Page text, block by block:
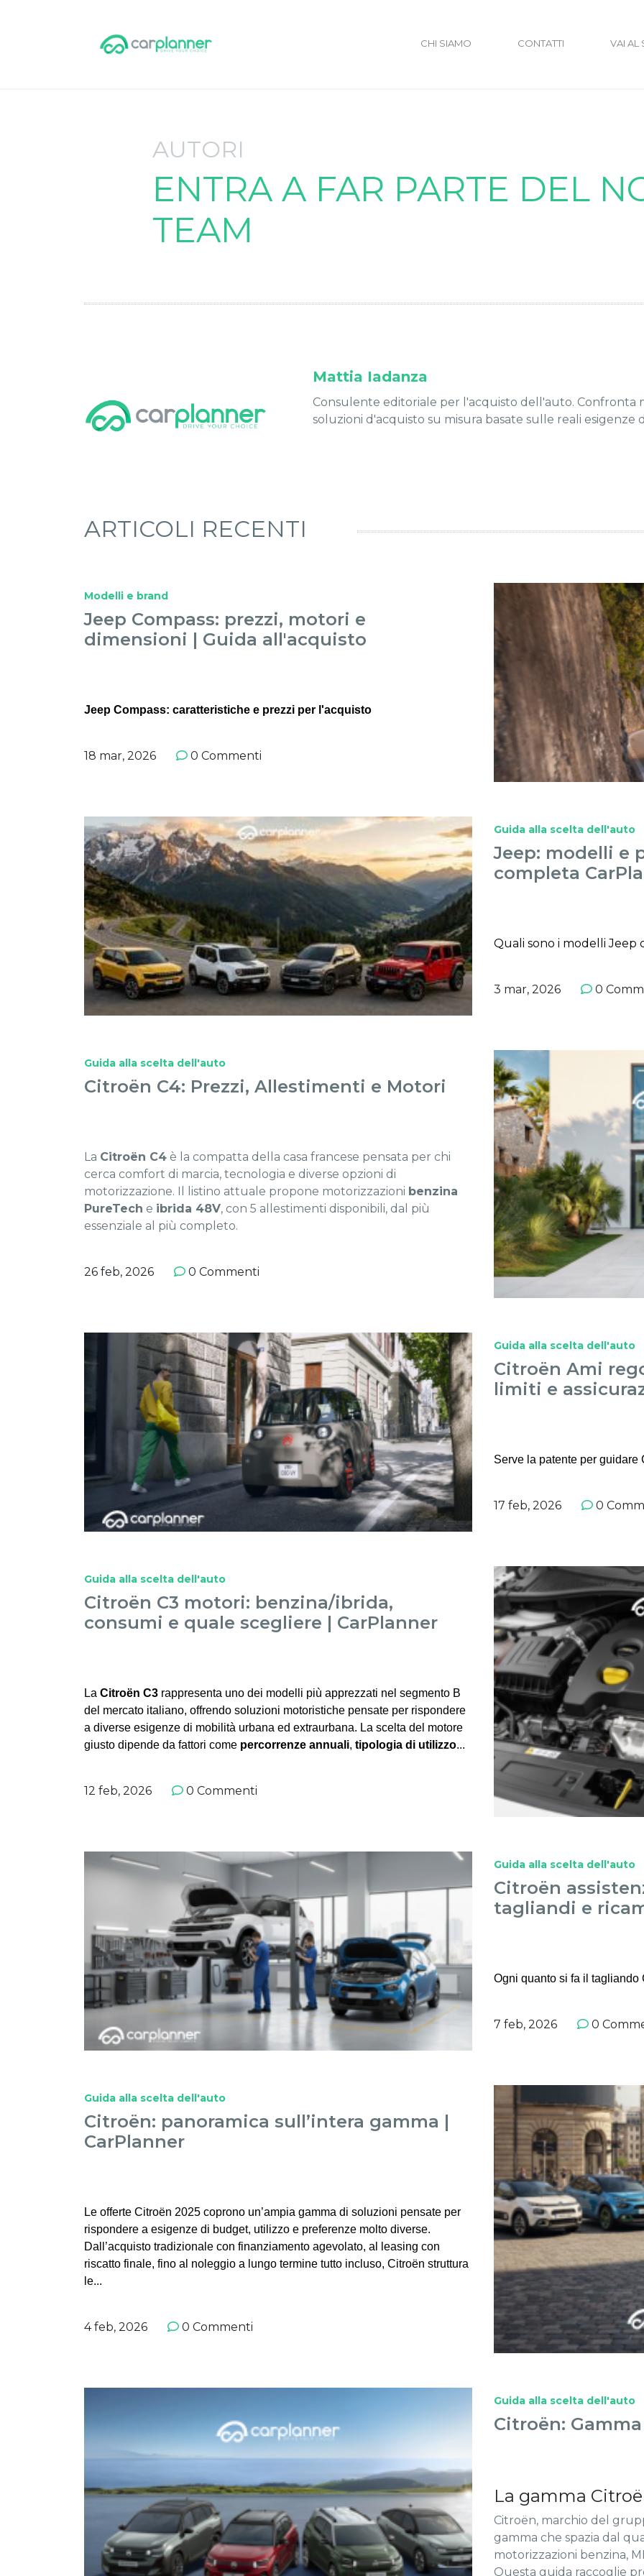
CHI SIAMO CONTATTI VAI AL
AUTORI
ENTRA A FAR PARTE DEL
TEAM
Mattia Iadanza
Consulente editoriale per l'acquisto dell'auto. Confronta
soluzioni d'acquisto su misura basate sulle reali esigenze
ARTICOLI RECENTI
Modelli e brand
Jeep Compass: prezzi, motori e
dimensioni | Guida all'acquisto
Jeep Compass: caratteristiche e prezzi per l'acquisto
18 mar, 2026 0 Commenti
Guida alla scelta dell'auto
Jeep: modelli e
completa
Quali sono i modelli Jeep
3 mar, 2026 0
Guida alla scelta dell'auto
Citroën C4: Prezzi, Allestimenti e Motori
La Citroën C4 è la compatta della casa francese pensata per chi
cerca comfort di marcia, tecnologia e diverse opzioni di
motorizzazione. Il listino attuale propone motorizzazioni benzina
PureTech e ibrida 48V, con 5 allestimenti disponibili, dal più
essenziale al più completo.
26 feb, 2026 0 Commenti
Guida alla scelta dell'auto
Citroën Ami
limiti e
Serve la patente per guidare
17 feb, 2026 0
Guida alla scelta dell'auto
Citroën C3 motori: benzina/ibrida,
consumi e quale scegliere | CarPlanner
La Citroën C3 rappresenta uno dei modelli più apprezzati nel segmento B
del mercato italiano, offrendo soluzioni motoristiche pensate per rispondere
a diverse esigenze di mobilità urbana ed extraurbana. La scelta del motore
giusto dipende da fattori come percorrenze annuali, tipologia di utilizzo...
12 feb, 2026 0 Commenti
Guida alla scelta dell'auto
Citroën
tagliandi e
Ogni quanto si fa il tagliando
7 feb, 2026 0
Guida alla scelta dell'auto
Citroën: panoramica sull’intera gamma |
CarPlanner
Le offerte Citroën 2025 coprono un’ampia gamma di soluzioni pensate per
rispondere a esigenze di budget, utilizzo e preferenze molto diverse.
Dall’acquisto tradizionale con finanziamento agevolato, al leasing con
riscatto finale, fino al noleggio a lungo termine tutto incluso, Citroën struttura
le...
4 feb, 2026 0 Commenti
Guida alla scelta dell'auto
Citroën:
La gamma
Citroën, marchio del
gamma che spazia dal
motorizzazioni benzina,
Questa guida raccoglie